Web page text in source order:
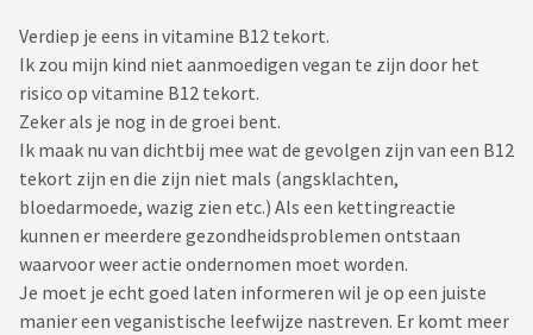
Verdiep je eens in vitamine B12 tekort.
Ik zou mijn kind niet aanmoedigen vegan te zijn door het
risico op vitamine B12 tekort.
Zeker als je nog in de groei bent.
Ik maak nu van dichtbij mee wat de gevolgen zijn van een B12
tekort zijn en die zijn niet mals (angsklachten,
bloedarmoede, wazig zien etc.) Als een kettingreactie
kunnen er meerdere gezondheidsproblemen ontstaan
waarvoor weer actie ondernomen moet worden.
Je moet je echt goed laten informeren wil je op een juiste
manier een veganistische leefwijze nastreven. Er komt meer